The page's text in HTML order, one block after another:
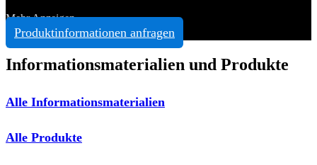
Mehr Anzeigen
Produktinformationen anfragen
Informationsmaterialien und Produkte
Alle Informationsmaterialien
Alle Produkte